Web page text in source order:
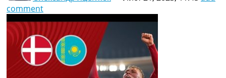
comment